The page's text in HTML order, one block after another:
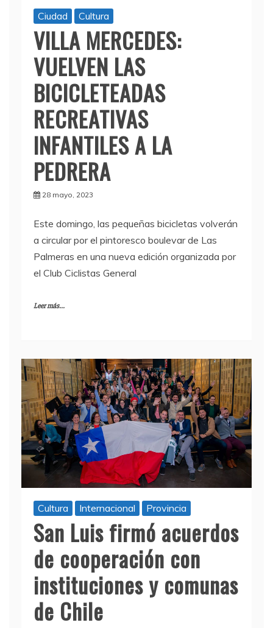
Ciudad Cultura
VILLA MERCEDES:
VUELVEN LAS
BICICLETEADAS
RECREATIVAS
INFANTILES A LA
PEDRERA
28 mayo, 2023
Este domingo, las pequeñas bicicletas volverán
a circular por el pintoresco boulevar de Las
Palmeras en una nueva edición organizada por
el Club Ciclistas General
Leer más...
Cultura Internacional Provincia
San Luis firmó acuerdos
de cooperación con
instituciones y comunas
de Chile